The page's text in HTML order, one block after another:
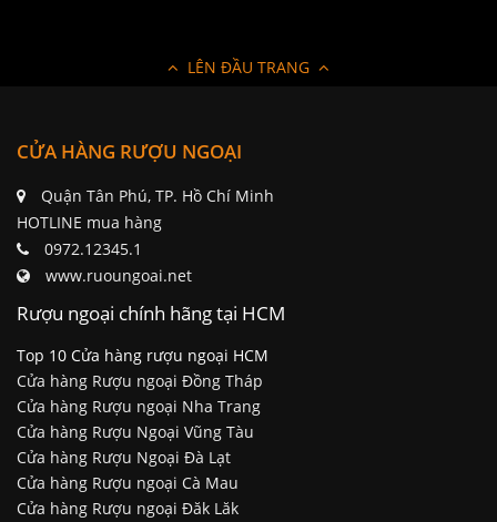
LÊN ĐẦU TRANG
CỬA HÀNG RƯỢU NGOẠI
Quận Tân Phú, TP. Hồ Chí Minh
HOTLINE mua hàng
0972.12345.1
www.ruoungoai.net
Rượu ngoại chính hãng tại HCM
Top 10 Cửa hàng rượu ngoại HCM
Cửa hàng Rượu ngoại Đồng Tháp
Cửa hàng Rượu ngoại Nha Trang
Cửa hàng Rượu Ngoại Vũng Tàu
Cửa hàng Rượu Ngoại Đà Lạt
Cửa hàng Rượu ngoại Cà Mau
Cửa hàng Rượu ngoại Đăk Lăk